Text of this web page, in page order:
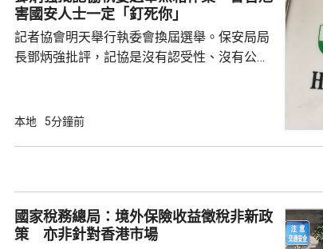
害國安人士一定「釘死你」
記者協會明天舉行執委會換屆選舉。保安局局
長鄧炳強批評，記協是沒有認受性、沒有公信
有，難以稱得上做香港記者協會；又指記協沒
為捍衛新聞自由而身陷囹圄。他又批評有團體
濫用職工會名義，從事與職工會無關的行...
本地 5分鐘前
國家稅務總局：境外保險收益徵稅非新政
策 亦非針對香港市場